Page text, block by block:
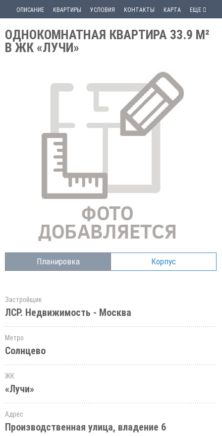
ОПИСАНИЕ КВАРТИРЫ УСЛОВИЯ КОНТАКТЫ КАРТА ЕЩЕ
ОДНОКОМНАТНАЯ КВАРТИРА 33.9 М²
В ЖК «ЛУЧИ»
Планировка Корпус
Застройщик
ЛСР. Недвижимость - Москва
Метро
Солнцево
ЖК
«Лучи»
Адрес
Производственная улица, владение 6